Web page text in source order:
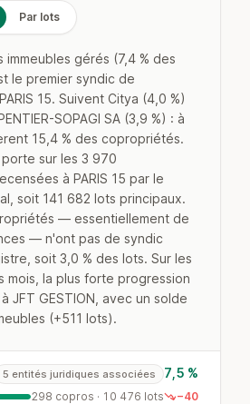
Par lots
immeubles gérés (7,4 % des
le premier syndic de
15. Suivent Citya (4,0 %)
SOPAGI SA (3,9 %) : à
15,4 % des copropriétés.
sur les 3 970
à PARIS 15 par le
soit 141 682 lots principaux.
— essentiellement de
— n'ont pas de syndic
soit 3,0 % des lots. Sur les
mois, la plus forte progression
JFT GESTION, avec un solde
(+511 lots).
5 entités juridiques associées 7,5 %
298 copros · 10 476 lots −40